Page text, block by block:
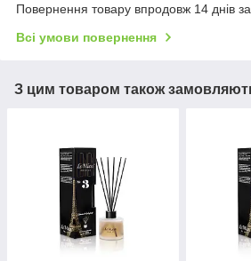
Повернення товару впродовж 14 днів
Всі умови повернення
З цим товаром також